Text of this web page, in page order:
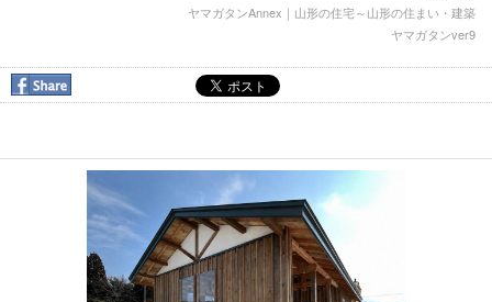
ヤマガタンAnnex｜山形の住宅～山形の住まい・建築
ヤマガタンver9